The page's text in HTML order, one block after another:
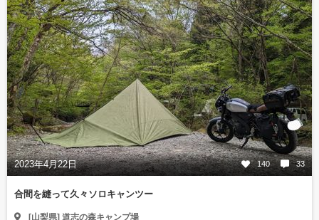
2023年4月22日 140 33
合間を縫って久々ソロキャンツー
[山梨県] 道志の森キャンプ場